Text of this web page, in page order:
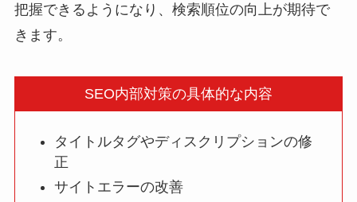
把握できるようになり、検索順位の向上が期待で
きます。
SEO内部対策の具体的な内容
タイトルタグやディスクリプションの修
正
サイトエラーの改善